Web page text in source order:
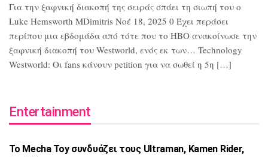
Για την ξαφνική διακοπή της σειράς σπάει τη σιωπή του ο
Luke Hemsworth MDimitris Νοέ 18, 2025 0 Έχει περάσει
περίπου μια εβδομάδα από τότε που το HBO ανακοίνωσε την
ξαφνική διακοπή του Westworld, ενός εκ των… Technology
Westworld: Οι fans κάνουν petition για να σωθεί η 5η […]
Entertainment
Το Mecha Toy συνδυάζει τους Ultraman,Kamen Rider,